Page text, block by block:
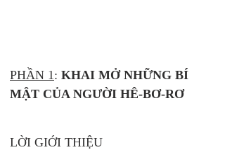
PHẦN 1: KHAI MỞ NHỮNG BÍ
MẬT CỦA NGƯỜI HÊ-BƠ-RƠ
LỜI GIỚI THIỆU